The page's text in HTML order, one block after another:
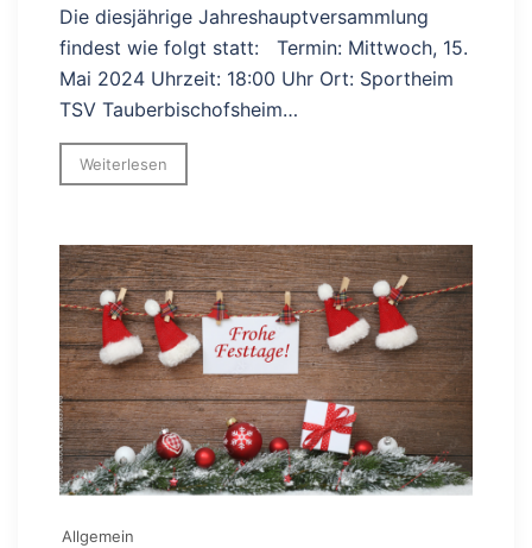
Die diesjährige Jahreshauptversammlung
findest wie folgt statt: Termin: Mittwoch, 15.
Mai 2024 Uhrzeit: 18:00 Uhr Ort: Sportheim
TSV Tauberbischofsheim…
Weiterlesen
Allgemein